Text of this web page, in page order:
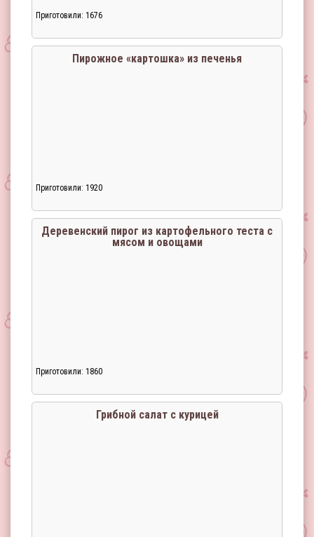
Приготовили: 1676
Пирожное «картошка» из печенья
Приготовили: 1920
Деревенский пирог из картофельного теста с
мясом и овощами
Приготовили: 1860
Грибной салат с курицей